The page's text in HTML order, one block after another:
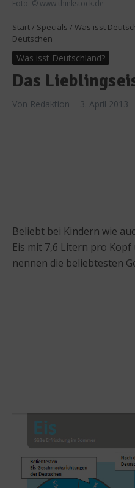
Foto: © www.thinkstock.de
Start / Specials / Was isst
Deutschen
Was isst Deutschland?
Das
Von Redaktion 3. April 2013
Beliebt bei Kindern wie
Eis mit 7,6 Litern pro Kopf
nennen die beliebtesten